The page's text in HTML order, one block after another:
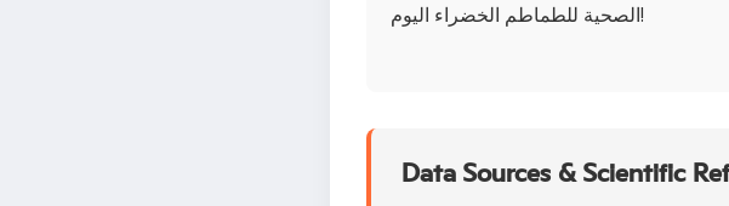
الصحية للطماطم الخضراء اليوم!
Data Sources & Scientific